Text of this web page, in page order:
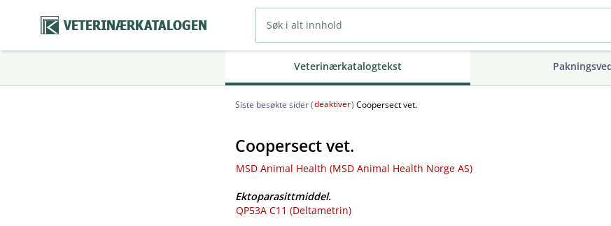
VETERINÆRKATALOGEN
Veterinærkatalogtekst
Siste besøkte sider (deaktiver) Coopersect vet.
Coopersect vet.
MSD Animal Health (MSD Animal Health Norge AS)
Ektoparasittmiddel.
QP53A C11 (Deltametrin)